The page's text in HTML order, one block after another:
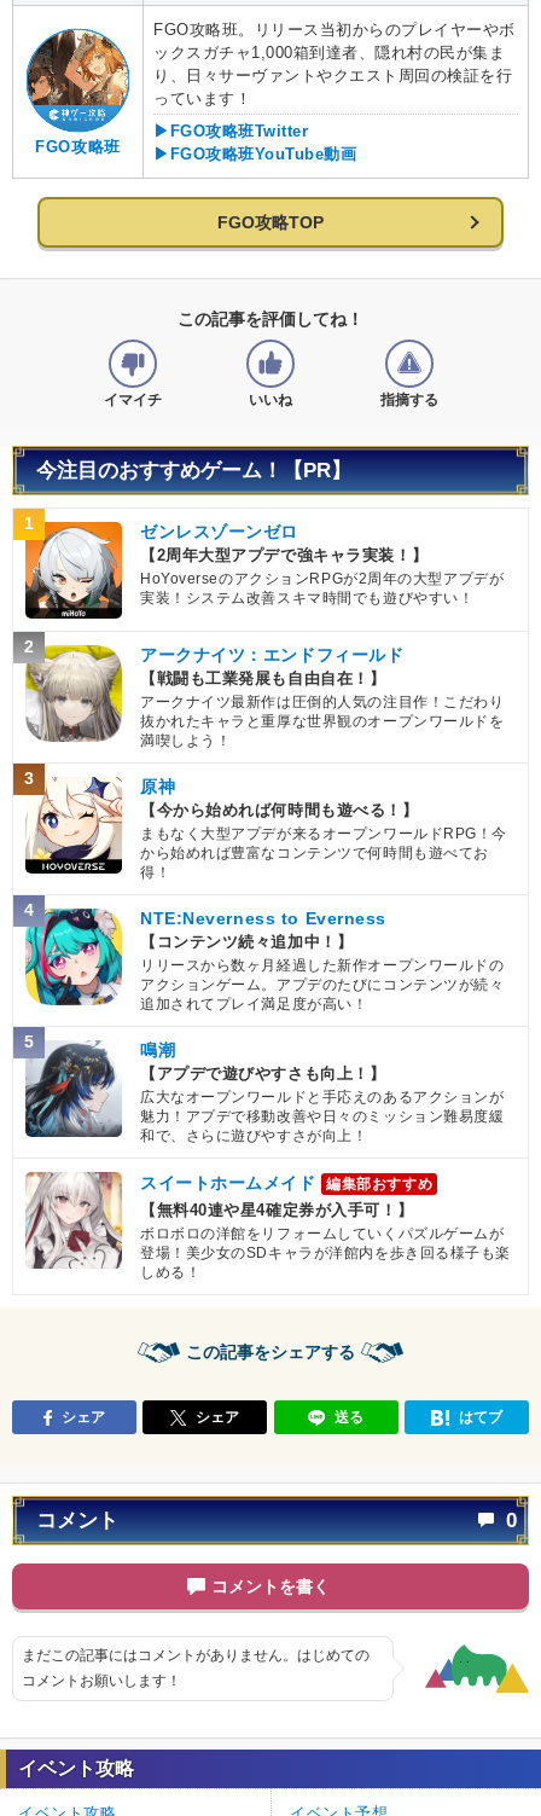
FGO攻略班
FGO攻略班。リリース当初からのプレイヤーやボ
ックスガチャ1,000箱到達者、隠れ村の民が集ま
り、日々サーヴァントやクエスト周回の検証を行
っています！
▶FGO攻略班Twitter
▶FGO攻略班YouTube動画
FGO攻略TOP
この記事を評価してね！
イマイチ いいね 指摘する
今注目のおすすめゲーム！【PR】
1 ゼンレスゾーンゼロ
【2周年大型アプデで強キャラ実装！】
HoYoverseのアクションRPGが2周年の大型アプデが
実装！システム改善スキマ時間でも遊びやすい！
2 アークナイツ：エンドフィールド
【戦闘も工業発展も自由自在！】
アークナイツ最新作は圧倒的人気の注目作！こだわり
抜かれたキャラと重厚な世界観のオープンワールドを
満喫しよう！
3 原神
【今から始めれば何時間も遊べる！】
まもなく大型アプデが来るオープンワールドRPG！今
から始めれば豊富なコンテンツで何時間も遊べてお
得！
4 NTE:Neverness to Everness
【コンテンツ続々追加中！】
リリースから数ヶ月経過した新作オープンワールドの
アクションゲーム。アプデのたびにコンテンツが続々
追加されてプレイ満足度が高い！
5 鳴潮
【アプデで遊びやすさも向上！】
広大なオープンワールドと手応えのあるアクションが
魅力！アプデで移動改善や日々のミッション難易度緩
和で、さらに遊びやすさが向上！
スイートホームメイド 編集部おすすめ
【無料40連や星4確定券が入手可！】
ボロボロの洋館をリフォームしていくパズルゲームが
登場！美少女のSDキャラが洋館内を歩き回る様子も楽
しめる！
この記事をシェアする
シェア シェア 送る はてブ
コメント 0
コメントを書く
まだこの記事にはコメントがありません。はじめての
コメントお願いします！
イベント攻略